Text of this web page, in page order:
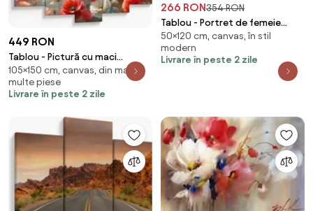
449 RON
Tablou - Pictură cu maci
(150x105 cm)
105×150 cm, canvas, din mai
multe piese
Livrare în peste 2 zile
266 RON354 RON
Tablou - Portret de femeie
(120x50 cm)
50×120 cm, canvas, în stil
modern
Livrare în peste 2 zile